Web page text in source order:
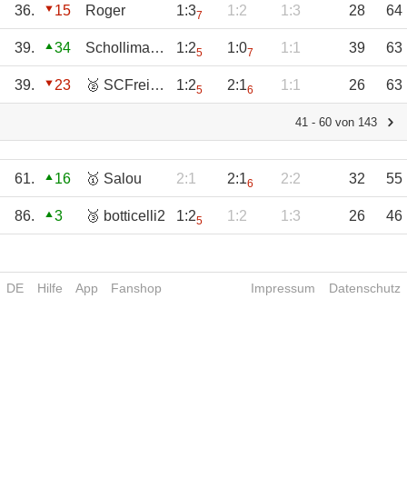
36. 15 Roger 1:37 1:2 1:3 28 64
39. 34 Schollimat10 1:25 1:07 1:1 39 63
39. 23 🥈 SCFreiburg 1:25 2:16 1:1 26 63
41 - 60 von 143
61. 16 🥇 Salou 2:1 2:16 2:2 32 55
86. 3 🥉 botticelli2 1:25 1:2 1:3 26 46
DE Hilfe App Fanshop Impressum Datenschutz